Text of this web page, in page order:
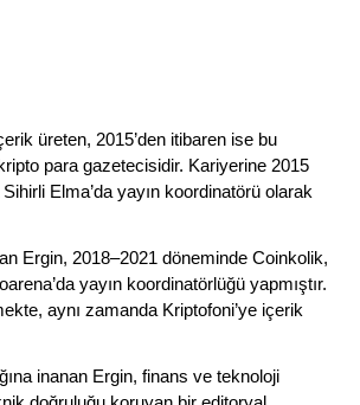
üreten, 2015’den itibaren ise bu
para gazetecisidir. Kariyerine 2015
Sihirli Elma’da yayın koordinatörü olarak
Ergin, 2018–2021 döneminde Coinkolik,
yayın koordinatörlüğü yapmıştır.
aynı zamanda Kriptofoni’ye içerik
inanan Ergin, finans ve teknoloji